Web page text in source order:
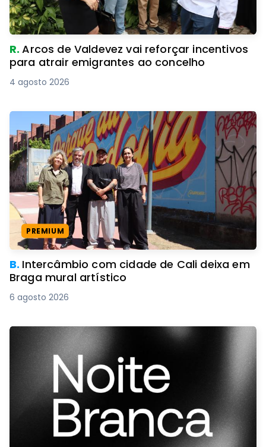
R.Arcos de Valdevez vai reforçar incentivos
para atrair emigrantes ao concelho
4 agosto 2026
PREMIUM
B. Intercâmbio com cidade de Cali deixa em
Braga mural artístico
6 agosto 2026